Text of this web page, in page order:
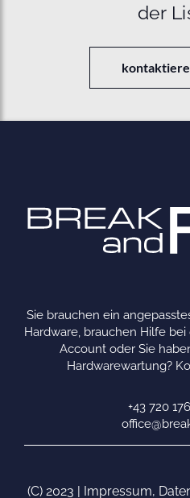
der
Sie brauchen ein
Hardware, brauchen Hilfe
Account oder Sie
Hardwarewartung?
+43 720
(C) 2023 | Impressum,